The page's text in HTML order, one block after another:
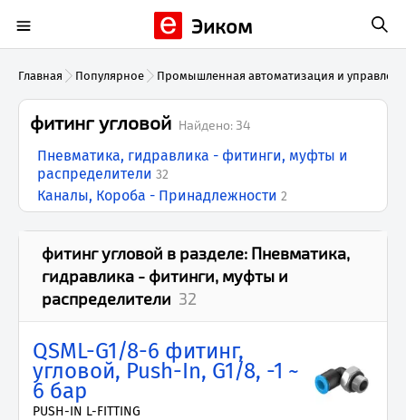
Эиком
Главная Популярное Промышленная автоматизация и
фитинг угловой Найдено: 34
Пневматика, гидравлика - фитинги, муфты и
распределители 32
Каналы, Короба - Принадлежности 2
фитинг угловой в разделе: Пневматика,
гидравлика - фитинги, муфты и
распределители 32
QSML-G1/8-6 фитинг,
угловой, Push-In, G1/8, -1 ~
6 бар
PUSH-IN L-FITTING